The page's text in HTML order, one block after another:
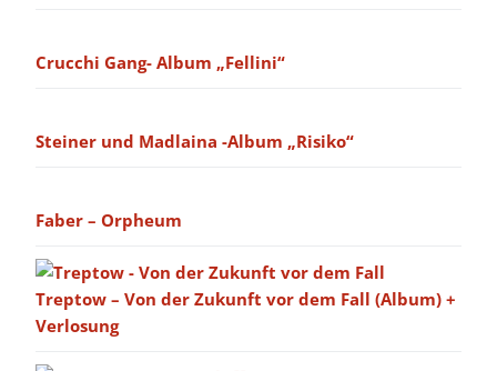
Crucchi Gang- Album „Fellini“
Steiner und Madlaina -Album „Risiko“
Faber – Orpheum
Treptow – Von der Zukunft vor dem Fall (Album) +
Verlosung